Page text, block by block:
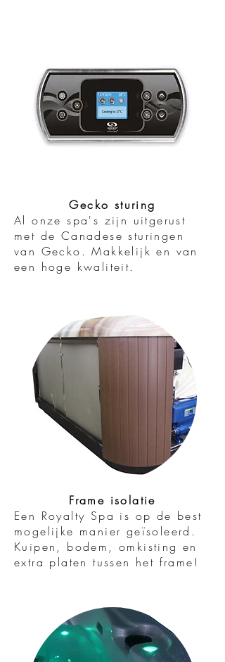
Gecko sturing
Al onze spa's zijn uitgerust
met de Canadese sturingen
van Gecko. Makkelijk en van
een hoge kwaliteit.
Frame isolatie
Een Royalty Spa is op de best
mogelijke manier geïsoleerd.
Kuipen, bodem, omkisting en
extra platen tussen het frame!